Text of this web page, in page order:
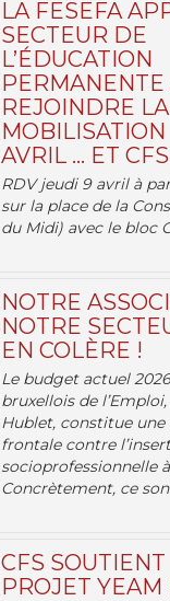
LA FESEFA
SECTEUR DE
L’ÉDUCATION
PERMANENTE
REJOINDRE LA
AVRIL … ET
RDV jeudi 9 avril à
sur la place de la
du Midi) avec le bloc
NOTRE
NOTRE
EN COLÈRE !
Le budget actuel
bruxellois de
Hublet, constitue une
frontale contre
socioprofessionnelle
Concrètement, ce sont
CFS SOUTIENT
PROJET YEAM